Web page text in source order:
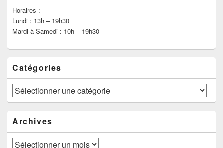
Horaires :
Lundi : 13h – 19h30
Mardi à Samedi : 10h – 19h30
Catégories
Catégories
Archives
Archives